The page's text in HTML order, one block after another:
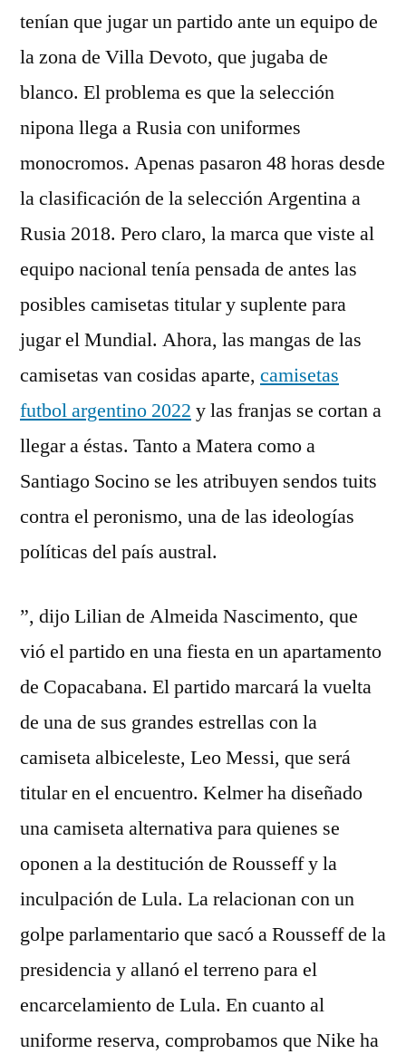
tenían que jugar un partido ante un equipo de
la zona de Villa Devoto, que jugaba de
blanco. El problema es que la selección
nipona llega a Rusia con uniformes
monocromos. Apenas pasaron 48 horas desde
la clasificación de la selección Argentina a
Rusia 2018. Pero claro, la marca que viste al
equipo nacional tenía pensada de antes las
posibles camisetas titular y suplente para
jugar el Mundial. Ahora, las mangas de las
camisetas van cosidas aparte, camisetas
futbol argentino 2022 y las franjas se cortan a
llegar a éstas. Tanto a Matera como a
Santiago Socino se les atribuyen sendos tuits
contra el peronismo, una de las ideologías
políticas del país austral.
”, dijo Lilian de Almeida Nascimento, que
vió el partido en una fiesta en un apartamento
de Copacabana. El partido marcará la vuelta
de una de sus grandes estrellas con la
camiseta albiceleste, Leo Messi, que será
titular en el encuentro. Kelmer ha diseñado
una camiseta alternativa para quienes se
oponen a la destitución de Rousseff y la
inculpación de Lula. La relacionan con un
golpe parlamentario que sacó a Rousseff de la
presidencia y allanó el terreno para el
encarcelamiento de Lula. En cuanto al
uniforme reserva, comprobamos que Nike ha